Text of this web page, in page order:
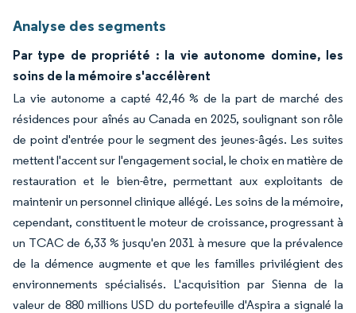
Analyse des segments
Par type de propriété : la vie autonome domine, les
soins de la mémoire s'accélèrent
La vie autonome a capté 42,46 % de la part de marché des
résidences pour aînés au Canada en 2025, soulignant son rôle
de point d'entrée pour le segment des jeunes-âgés. Les suites
mettent l'accent sur l'engagement social, le choix en matière de
restauration et le bien-être, permettant aux exploitants de
maintenir un personnel clinique allégé. Les soins de la mémoire,
cependant, constituent le moteur de croissance, progressant à
un TCAC de 6,33 % jusqu'en 2031 à mesure que la prévalence
de la démence augmente et que les familles privilégient des
environnements spécialisés. L'acquisition par Sienna de la
valeur de 880 millions USD du portefeuille d'Aspira a signalé la